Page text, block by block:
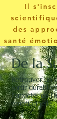
Il
des
santé
Isabelle
De la
Retrouver un
sortir
l'anxiété, de
émotionnelle